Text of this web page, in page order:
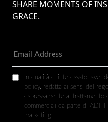
SHARE MOMENTS OF
GRACE.
In qualità di interessato,
policy, redatta ai sensi del
espressamente al
commerciali da parte di
marketing.